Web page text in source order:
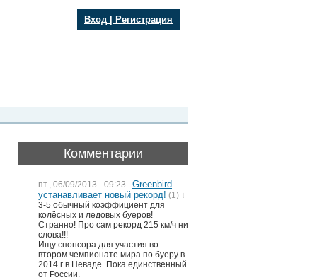
Вход Регистрация
Комментарии
пт., 06/09/2013 - 09:23
Greenbird
устанавливает новый рекорд! (1) ↓
3-5 обычный коэффициент для
колёсных и ледовых буеров!
Странно! Про сам рекорд 215 км/ч ни
слова!!!
Ищу спонсора для участия во
втором чемпионате мира по буеру в
2014 г в Неваде. Пока единственный
от России.